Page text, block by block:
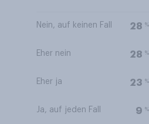
Nein, auf keinen Fall 28 %
Eher nein 28 %
Eher ja 23 %
Ja, auf jeden Fall 9 %